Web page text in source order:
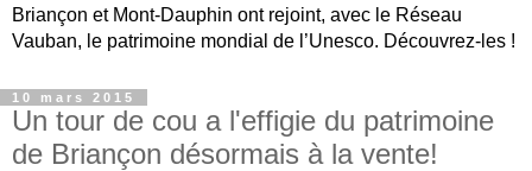
Briançon et Mont-Dauphin ont rejoint, avec le Réseau
Vauban, le patrimoine mondial de l’Unesco. Découvrez-les !
10 mars 2015
Un tour de cou a l'effigie du patrimoine
de Briançon désormais à la vente!